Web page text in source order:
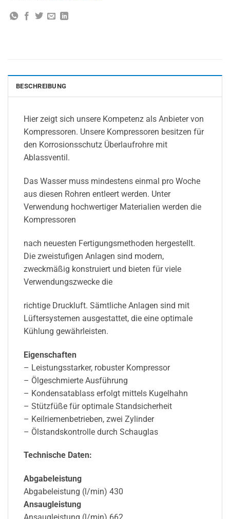
BESCHREIBUNG
Hier zeigt sich unsere Kompetenz als Anbieter von
Kompressoren. Unsere Kompressoren besitzen für
den Korrosionsschutz Überlaufrohre mit
Ablassventil.
Das Wasser muss mindestens einmal pro Woche
aus diesen Rohren entleert werden. Unter
Verwendung hochwertiger Materialien werden die
Kompressoren
nach neuesten Fertigungsmethoden hergestellt.
Die zweistufigen Anlagen sind modern,
zweckmäßig konstruiert und bieten für viele
Verwendungszwecke die
richtige Druckluft. Sämtliche Anlagen sind mit
Lüftersystemen ausgestattet, die eine optimale
Kühlung gewährleisten.
Eigenschaften
– Leistungsstarker, robuster Kompressor
– Ölgeschmierte Ausführung
– Kondensatablass erfolgt mittels Kugelhahn
– Stützfüße für optimale Standsicherheit
– Keilriemenbetrieben, zwei Zylinder
– Ölstandskontrolle durch Schauglas
Technische Daten:
Abgabeleistung
Abgabeleistung (l/min) 430
Ansaugleistung